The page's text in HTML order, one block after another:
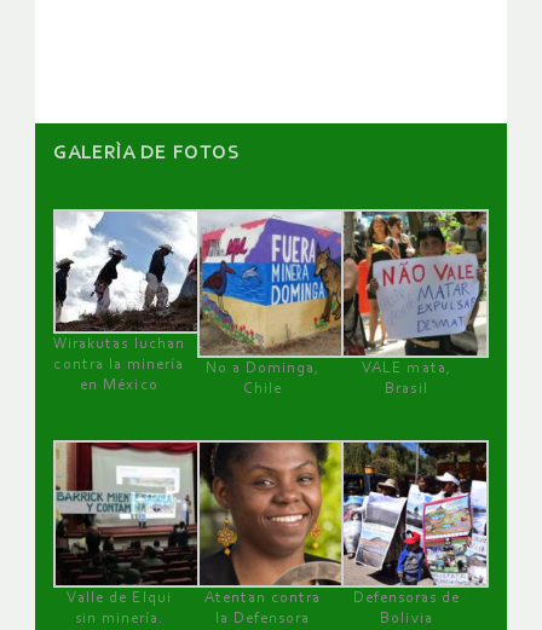
GALERÌA DE FOTOS
Wirakutas luchan
contra la minería
en México
No a Dominga,
Chile
VALE mata,
Brasil
Valle de Elqui
sin minería.
Atentan contra
la Defensora
Defensoras de
Bolivia